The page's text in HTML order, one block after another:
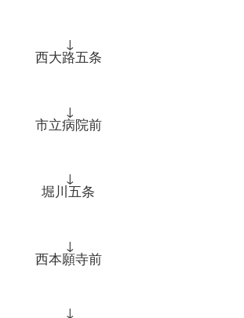
↓
西大路五条
↓
市立病院前
↓
堀川五条
↓
西本願寺前
↓